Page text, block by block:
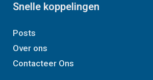
Snelle koppelingen
Posts
Over ons
Contacteer Ons